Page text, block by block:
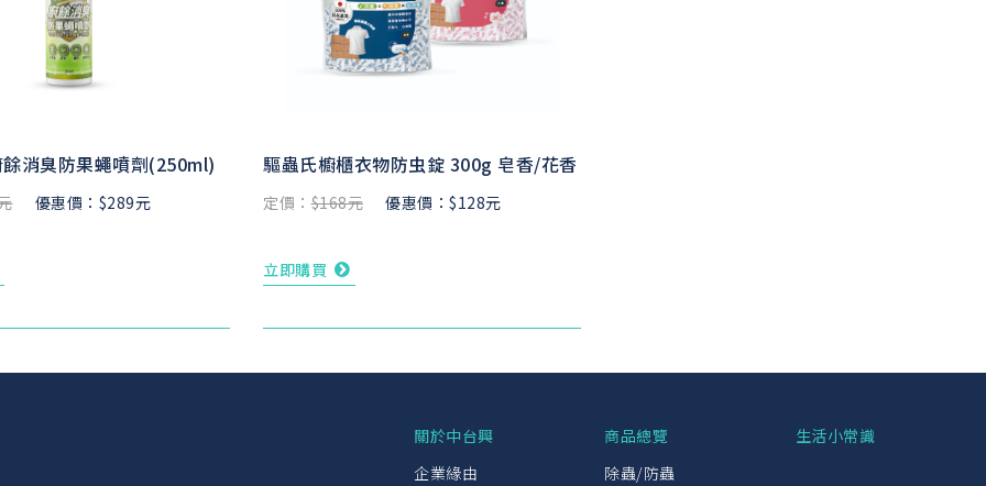
消臭防果蠅噴劑(250ml)
優惠價：$289元
驅蟲氏櫥櫃衣物防虫錠 300g 皂香/花香
定價：$168元 優惠價：$128元
立即購買
關於中台興
企業緣由
商品總覽
除蟲/防蟲
生活小常識